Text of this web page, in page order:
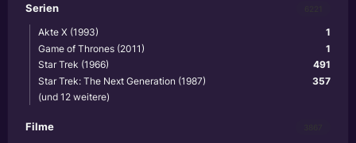
Serien
1
Akte X (1993)
1
Game of Thrones (2011)
491
Star Trek (1966)
357
Star Trek: The Next Generation (1987)
(und 12 weitere)
Filme